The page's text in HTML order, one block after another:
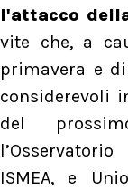
l'attacco
vite che, a
primavera e
considerevoli
del
ISMEA, e